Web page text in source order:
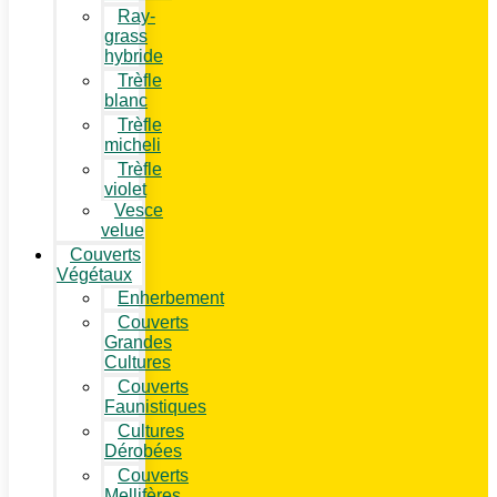
Ray-
grass
hybride
Trèfle
blanc
Trèfle
micheli
Trèfle
violet
Vesce
velue
Couverts
Végétaux
Enherbement
Couverts
Grandes
Cultures
Couverts
Faunistiques
Cultures
Dérobées
Couverts